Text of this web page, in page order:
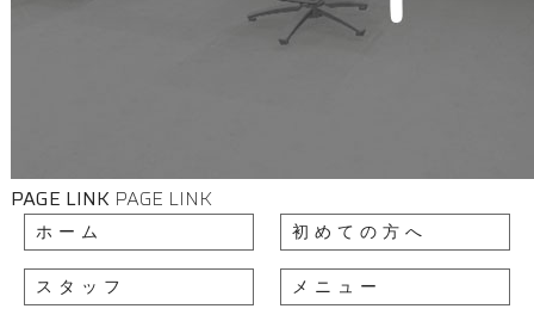
PAGE LINK PAGE LINK
ホーム 初めての方へ
スタッフ メニュー